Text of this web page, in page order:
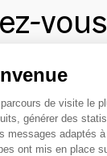
les
de
créez-vous
de visite le
générer des
messages adaptés
ont mis en place